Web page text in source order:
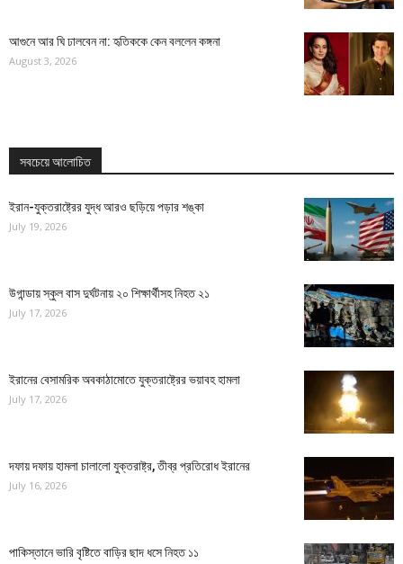
আগুনে আর ঘি ঢালবেন না: হৃতিককে কেন বললেন কঙ্গনা
August 3, 2026
সবচেয়ে আলোচিত
ইরান-যুক্তরাষ্ট্রের যুদ্ধ আরও ছড়িয়ে পড়ার শঙ্কা
July 19, 2026
উগান্ডায় স্কুল বাস দুর্ঘটনায় ২০ শিক্ষার্থীসহ নিহত ২১
July 17, 2026
ইরানের বেসামরিক অবকাঠামোতে যুক্তরাষ্ট্রের ভয়াবহ হামলা
July 17, 2026
দফায় দফায় হামলা চালালো যুক্তরাষ্ট্র, তীব্র প্রতিরোধ ইরানের
July 16, 2026
পাকিস্তানে ভারি বৃষ্টিতে বাড়ির ছাদ ধসে নিহত ১১